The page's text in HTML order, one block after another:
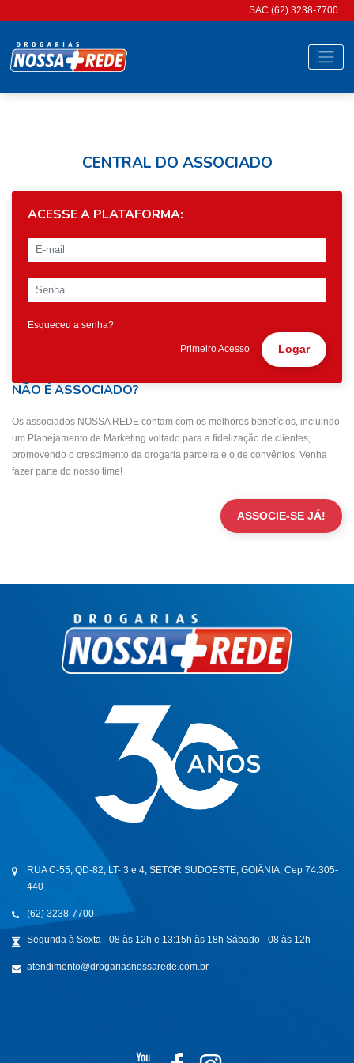
SAC (62) 3238-7700
CENTRAL DO ASSOCIADO
ACESSE A PLATAFORMA:
Esqueceu a senha?
Primeiro Acesso Logar
NÃO É ASSOCIADO?
Os associados NOSSA REDE contam com os melhores benefícios, incluindo
um Planejamento de Marketing voltado para a fidelização de clientes,
promovendo o crescimento da drogaria parceira e o de convênios. Venha
fazer parte do nosso time!
ASSOCIE-SE JÁ!
RUA C-55, QD-82, LT- 3 e 4, SETOR SUDOESTE, GOIÂNIA, Cep 74.305-
440
(62) 3238-7700
Segunda à Sexta - 08 às 12h e 13:15h às 18h Sábado - 08 às 12h
atendimento@drogariasnossarede.com.br